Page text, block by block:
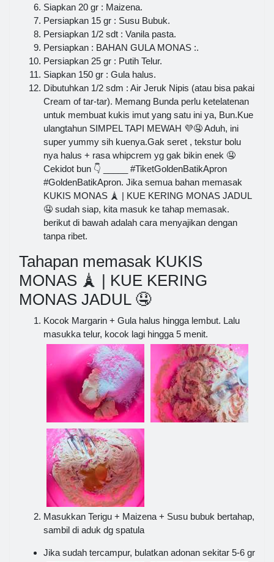
Siapkan 20 gr : Maizena.
Persiapkan 15 gr : Susu Bubuk.
Persiapkan 1/2 sdt : Vanila pasta.
Persiapkan : BAHAN GULA MONAS :.
Persiapkan 25 gr : Putih Telur.
Siapkan 150 gr : Gula halus.
Dibutuhkan 1/2 sdm : Air Jeruk Nipis (atau bisa pakai
Cream of tar-tar). Memang Bunda perlu ketelatenan
untuk membuat kukis imut yang satu ini ya, Bun.Kue
ulangtahun SIMPEL TAPI MEWAH 💜🤤 Aduh, ini
super yummy sih kuenya.Gak seret , tekstur bolu
nya halus + rasa whipcrem yg gak bikin enek 🤤
Cekidot bun 👇 _____ #TiketGoldenBatikApron
#GoldenBatikApron. Jika semua bahan memasak
KUKIS MONAS 🗼 | KUE KERING MONAS JADUL
🤤 sudah siap, kita masuk ke tahap memasak.
berikut di bawah adalah cara menyajikan dengan
tanpa ribet.
Tahapan memasak KUKIS
MONAS 🗼 | KUE KERING
MONAS JADUL 🤤
Kocok Margarin + Gula halus hingga lembut. Lalu
masukka telur, kocok lagi hingga 5 menit.
Masukkan Terigu + Maizena + Susu bubuk bertahap,
sambil di aduk dg spatula
Jika sudah tercampur, bulatkan adonan sekitar 5-6 gr